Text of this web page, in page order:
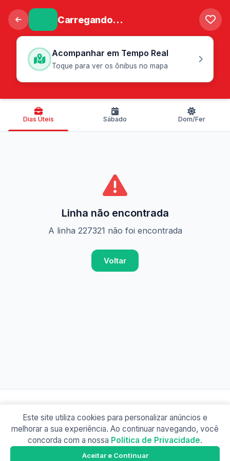
Carregando...
Acompanhar em Tempo Real
Toque para ver os ônibus no mapa
Dias Úteis Sábado Dom/Fer
Linha não encontrada
A linha 227321 não foi encontrada
Voltar
© 2026 Busão BR
Sobre Contato Política de Privacidade
Este site utiliza cookies para personalizar anúncios e
melhorar a sua experiência. Ao continuar navegando, você
concorda com a nossa Política de Privacidade.
Aceitar e Continuar